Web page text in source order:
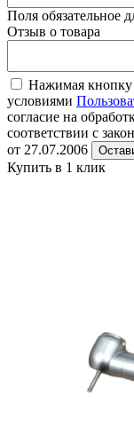
Поля обязательное
Отзыв о товара
Нажимая кнопку
условиями
согласие на
соответствии с
от 27.07.2006
Купить в 1 клик